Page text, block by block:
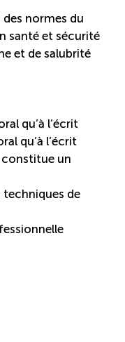
normes du
santé et sécurité
et de salubrité
qu’à l’écrit
qu’à l’écrit
constitue un
techniques de